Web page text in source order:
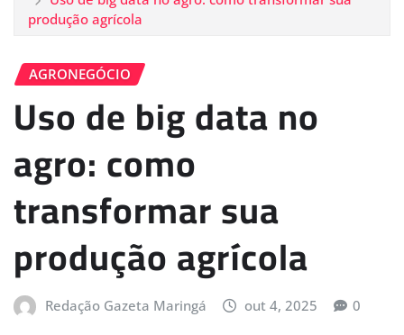
produção agrícola
AGRONEGÓCIO
Uso de big data no
agro: como
transformar sua
produção agrícola
Redação Gazeta Maringá out 4, 2025 0